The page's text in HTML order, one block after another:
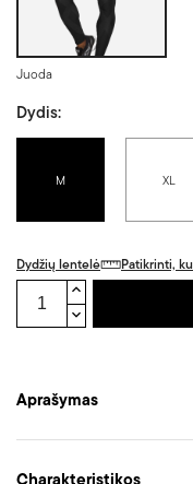
Juoda
Dydis:
M XL
Dydžių lentelė Patikrinti,
Aprašymas
Charakteristikos